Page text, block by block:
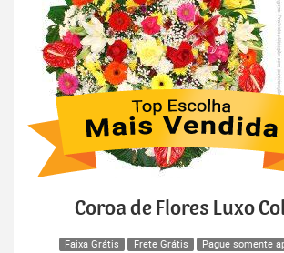
Coroa de Flores Luxo
Faixa Grátis Frete Grátis Pague somente